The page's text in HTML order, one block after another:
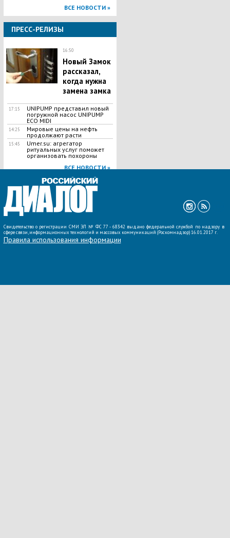
ВСЕ НОВОСТИ »
ПРЕСС-РЕЛИЗЫ
16:50
Новый Замок
рассказал,
когда нужна
замена замка
17:15
UNIPUMP представил новый
погружной насос UNIPUMP
ECO MIDI
14:25
Мировые цены на нефть
продолжают расти
15:45
Umer.su: агрегатор
ритуальных услуг поможет
организовать похороны
ВСЕ НОВОСТИ »
Свидетельство о регистрации СМИ ЭЛ № ФС 77 - 68342 выдано федеральной службой по надзору в
сфере связи, информационных технологий и массовых коммуникаций (Роскомнадзор) 16.01.2017 г.
Правила использования информации